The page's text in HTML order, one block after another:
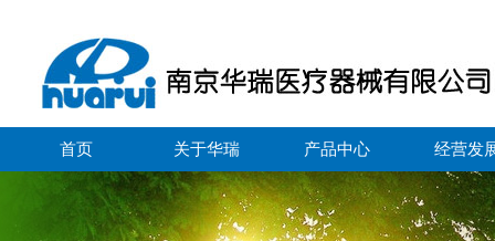
首页 关于华瑞 产品中心 经营发